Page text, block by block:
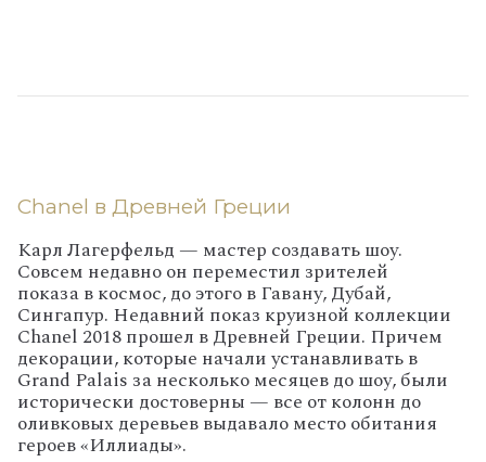
Chanel в Древней Греции
Карл Лагерфельд — мастер создавать шоу.
Совсем недавно он переместил зрителей
показа в космос, до этого в Гавану, Дубай,
Сингапур. Недавний показ круизной коллекции
Chanel 2018 прошел в Древней Греции. Причем
декорации, которые начали устанавливать в
Grand Palais за несколько месяцев до шоу, были
исторически достоверны — все от колонн до
оливковых деревьев выдавало место обитания
героев «Иллиады».